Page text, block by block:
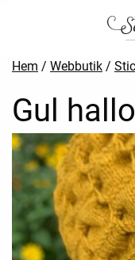
Hem / Webbutik /
Gul